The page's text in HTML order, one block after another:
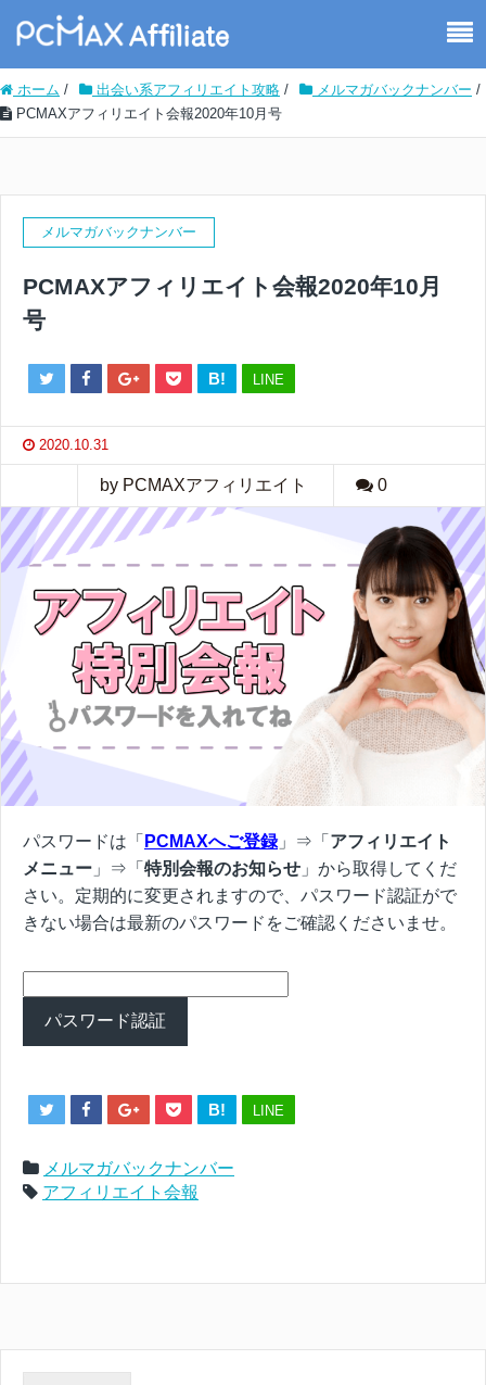
ホーム / 出会い系アフィリエイト攻略 / メルマガバックナンバー /
PCMAXアフィリエイト会報2020年10月号
メルマガバックナンバー
PCMAXアフィリエイト会報2020年10月
号
B! LINE
2020.10.31
by PCMAXアフィリエイト 0
パスワードは「 PCMAXへご登録」⇒「 アフィリエイト
メニュー 」⇒「 特別会報のお知らせ 」から取得してくだ
さい。定期的に変更されますので、パスワード認証がで
きない場合は最新のパスワードをご確認くださいませ。
B! LINE
メルマガバックナンバー
アフィリエイト会報